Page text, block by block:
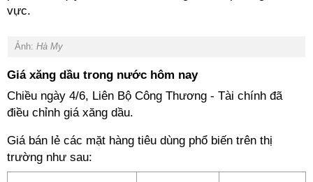
vực.
Ảnh: Hà My
Giá xăng dầu trong nước hôm nay
Chiều ngày 4/6, Liên Bộ Công Thương - Tài chính đã
điều chỉnh giá xăng dầu.
Giá bán lẻ các mặt hàng tiêu dùng phổ biến trên thị
trường như sau: